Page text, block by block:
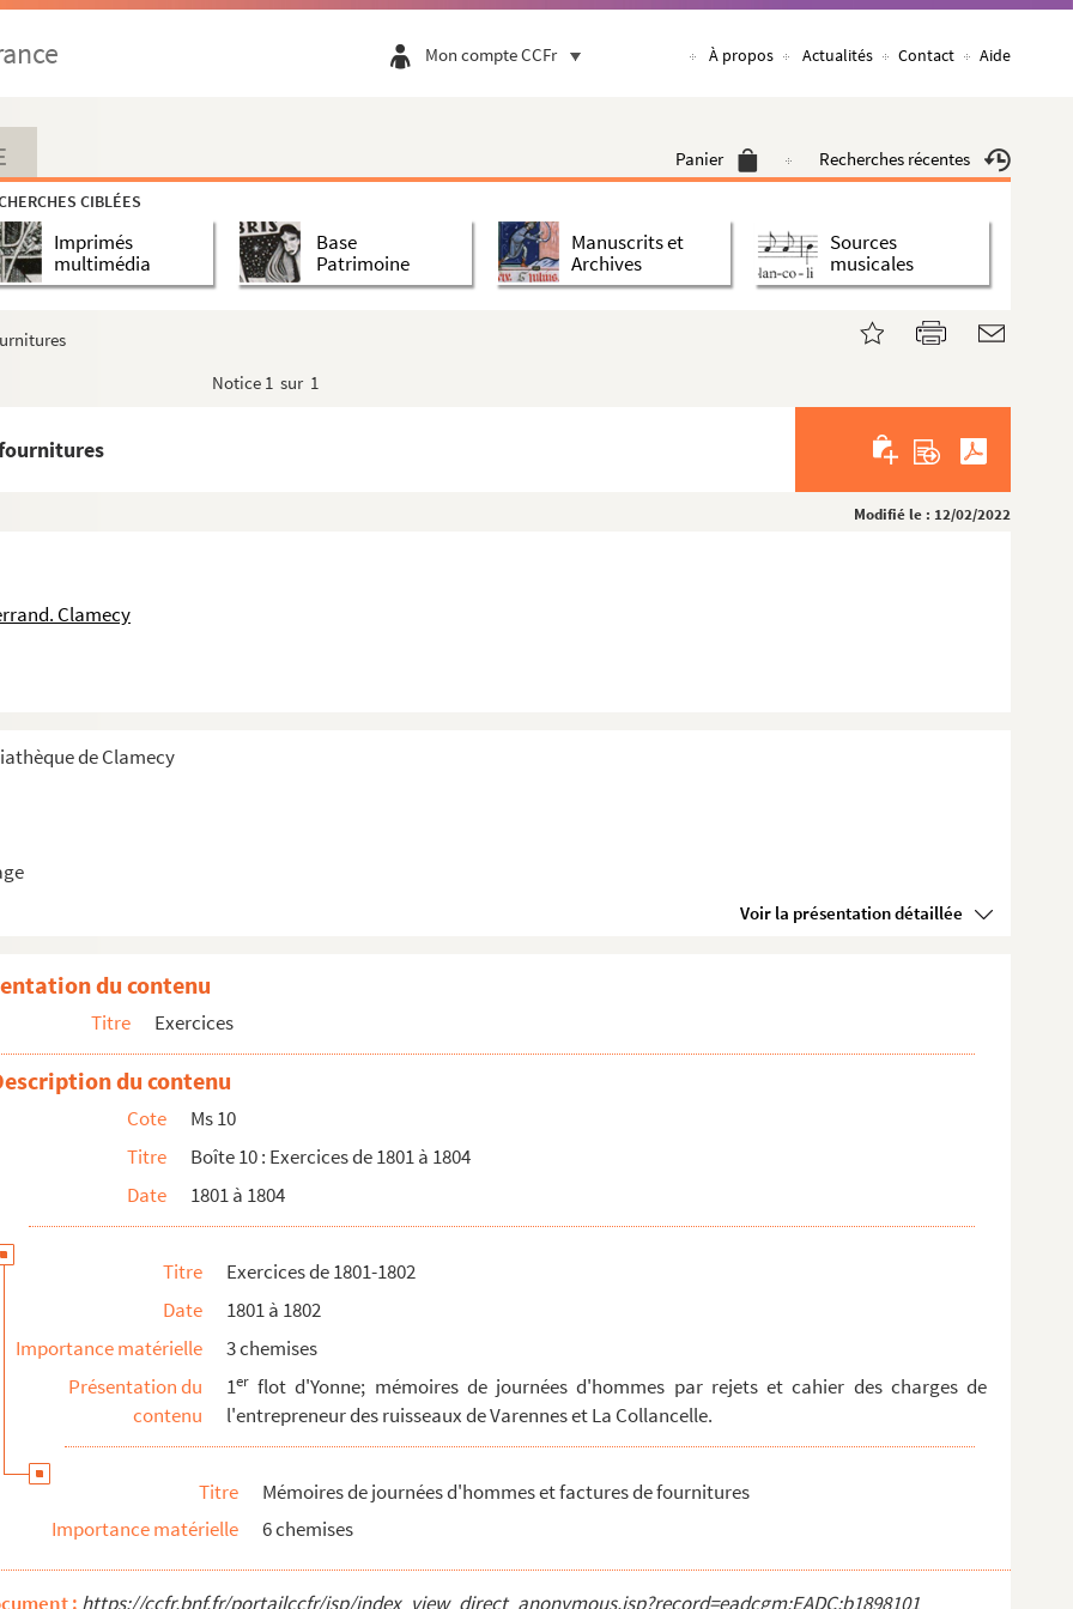
Mon compte CCFr À propos Actualités Contact Aide
Panier Recherches récentes
CIBLÉES
Imprimés
multimédia
Base
Patrimoine
Manuscrits et
Archives
Sources
musicales
Notice 1 sur 1
Modifié le : 12/02/2022
Clamecy
de Clamecy
Voir la présentation détaillée
la Baye à Picampoix
Picampoix à Anguison
à l'Armance
l'Armance à Lucy
et fournitures
de la Collancelle et Varenne
du contenu
Titre Exercices
du contenu
Cote
Ms 10
Titre
Boîte 10 : Exercices de 1801 à 1804
Date
1801 à 1804
Titre
Exercices de 1801-1802
Date
1801 à 1802
Importance matérielle
3 chemises
Présentation du
contenu
1er flot d'Yonne; mémoires de journées d'hommes par rejets et cahier des charges de
l'entrepreneur des ruisseaux de Varennes et La Collancelle.
Titre
Mémoires de journées d'hommes et factures de fournitures
Importance matérielle
6 chemises
: https://ccfr.bnf.fr/portailccfr/jsp/index_view_direct_anonymous.jsp?record=eadcgm:EADC:b1898101